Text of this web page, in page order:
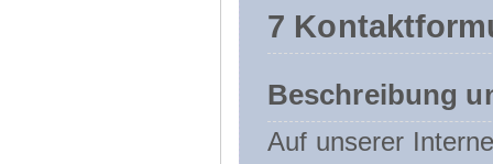
7
Beschreibung
Auf unserer